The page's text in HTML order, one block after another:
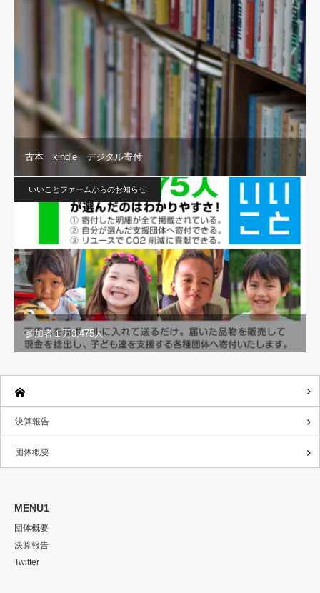
古本 kindle デジタル寄付
いいことファームからのお知らせ
参加者１万3,475人
決算報告
団体概要
MENU1
団体概要
決算報告
Twitter